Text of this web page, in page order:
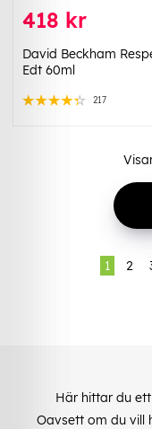
418 kr
David Beckham
Edt 60ml
217
1 2
Här hittar du
Oavsett om du vill